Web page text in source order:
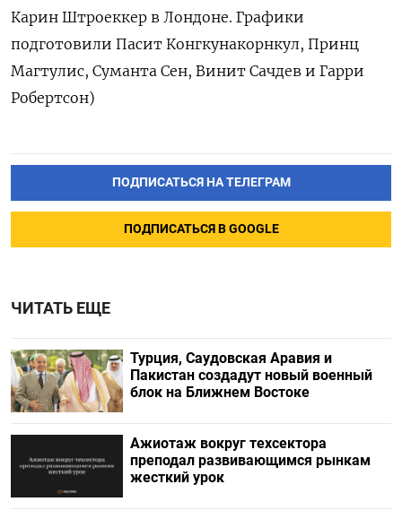
Карин Штроеккер в Лондоне. Графики
подготовили Пасит Конгкунакорнкул, Принц
Магтулис, Суманта Сен, Винит Сачдев и Гарри
Робертсон)
ПОДПИСАТЬСЯ НА ТЕЛЕГРАМ
ПОДПИСАТЬСЯ В GOOGLE
ЧИТАТЬ ЕЩЕ
Турция, Саудовская Аравия и
Пакистан создадут новый военный
блок на Ближнем Востоке
Ажиотаж вокруг техсектора
преподал развивающимся рынкам
жесткий урок